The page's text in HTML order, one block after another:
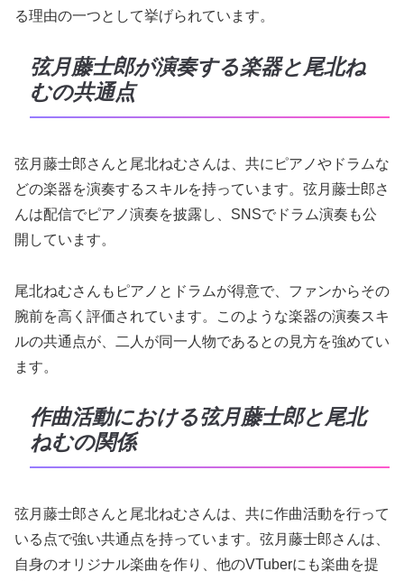
る理由の一つとして挙げられています。
弦月藤士郎が演奏する楽器と尾北ね
むの共通点
弦月藤士郎さんと尾北ねむさんは、共にピアノやドラムな
どの楽器を演奏するスキルを持っています。弦月藤士郎さ
んは配信でピアノ演奏を披露し、SNSでドラム演奏も公
開しています。
尾北ねむさんもピアノとドラムが得意で、ファンからその
腕前を高く評価されています。このような楽器の演奏スキ
ルの共通点が、二人が同一人物であるとの見方を強めてい
ます。
作曲活動における弦月藤士郎と尾北
ねむの関係
弦月藤士郎さんと尾北ねむさんは、共に作曲活動を行って
いる点で強い共通点を持っています。弦月藤士郎さんは、
自身のオリジナル楽曲を作り、他のVTuberにも楽曲を提